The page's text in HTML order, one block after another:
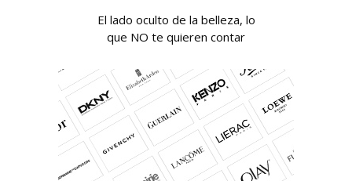
El lado oculto de la belleza, lo
que NO te quieren contar